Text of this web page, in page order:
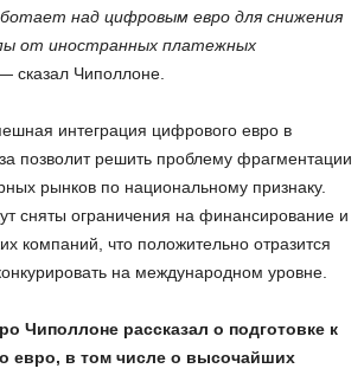
над цифровым евро для снижения
от иностранных платежных
сказал Чиполлоне.
интеграция цифрового евро в
позволит решить проблему фрагментации
рынков по национальному признаку.
сняты ограничения на финансирование и
компаний, что положительно отразится
на международном уровне.
Чиполлоне рассказал о подготовке к
евро, в том числе о высочайших